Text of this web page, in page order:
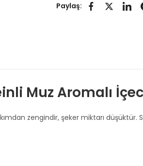
Paylaş:
Muz Aromalı
zengindir, şeker miktarı düşüktür.